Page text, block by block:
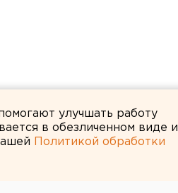
улучшать работу
в обезличенном виде и
Политикой обработки